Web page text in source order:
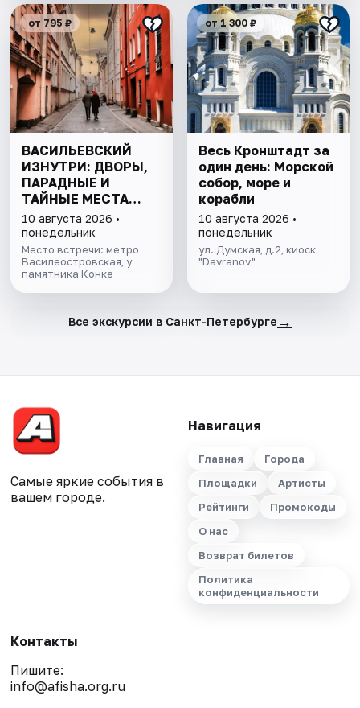
от 795 ₽
ВАСИЛЬЕВСКИЙ
ИЗНУТРИ: ДВОРЫ,
ПАРАДНЫЕ И
ТАЙНЫЕ МЕСТА
ОСТРОВА
10 августа 2026 •
понедельник
Место встречи: метро
Василеостровская, у
памятника Конке
от 1 300 ₽
Весь Кронштадт за
один день: Морской
собор, море и
корабли
10 августа 2026 •
понедельник
ул. Думская, д.2, киоск
"Davranov"
Все экскурсии в Санкт-Петербурге →
Самые яркие события в
вашем городе.
Навигация
Главная
Города
Площадки
Артисты
Рейтинги
Промокоды
О нас
Возврат билетов
Политика
конфиденциальности
Контакты
Пишите:
info@afisha.org.ru